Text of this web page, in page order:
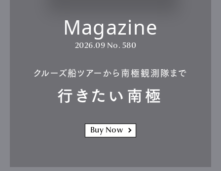
Magazine
2026.09 No. 580
クルーズ船ツアーから南極観測隊まで
行きたい南極
Buy Now